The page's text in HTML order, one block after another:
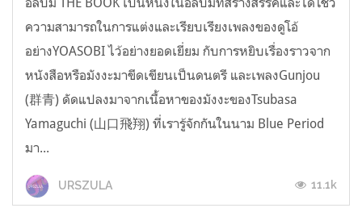
ความสามารถในการแต่งและเรียบเรียงเพลงของดูโอ้
อย่างYOASOBI ไว้อย่างยอดเยี่ยม กับการหยิบเรื่องราวจาก
หนังสือหรือมังงะมาขีดเขียนเป็นดนตรี และเพลงGunjou
(群青) ดัดแปลงมาจากเนื้อหาของมังงะของTsubasa
Yamaguchi (山口飛翔) ที่เรารู้จักกันในนาม Blue Period
มา...
URSZULA 11.1k